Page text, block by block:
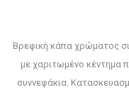
Βρεφική κάπα χρώματος
με χαριτωμένο κέντημα
συννεφάκια.